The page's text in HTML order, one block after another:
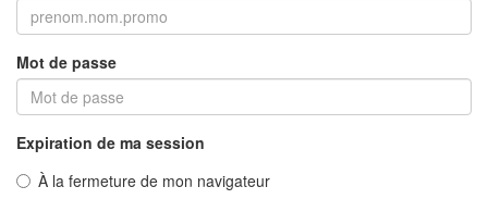
Mot de passe
Expiration de ma session
À la fermeture de mon navigateur